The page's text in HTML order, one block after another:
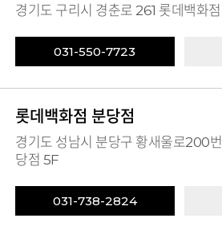
경기도 구리시 경춘로 261 롯데백화
031-550-7723
롯데백화점 분당점
경기도 성남시 분당구 황새울로200
당점 5F
031-738-2824